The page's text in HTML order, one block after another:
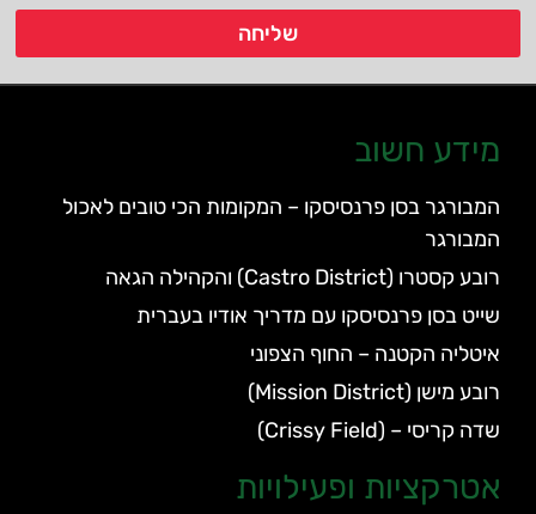
שליחה
מידע חשוב
המבורגר בסן פרנסיסקו – המקומות הכי טובים לאכול
המבורגר
רובע קסטרו (Castro District) והקהילה הגאה
שייט בסן פרנסיסקו עם מדריך אודיו בעברית
איטליה הקטנה – החוף הצפוני
רובע מישן (Mission District)
שדה קריסי – (Crissy Field)
אטרקציות ופעילויות